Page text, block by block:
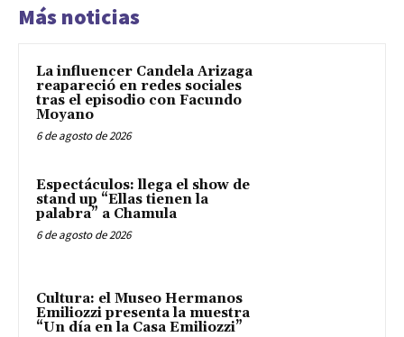
Más noticias
La influencer Candela Arizaga
reapareció en redes sociales
tras el episodio con Facundo
Moyano
6 de agosto de 2026
Espectáculos: llega el show de
stand up “Ellas tienen la
palabra” a Chamula
6 de agosto de 2026
Cultura: el Museo Hermanos
Emiliozzi presenta la muestra
“Un día en la Casa Emiliozzi”